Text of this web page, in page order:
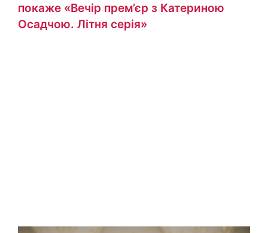
покаже «Вечір прем’єр з Катериною
Осадчою. Літня серія»